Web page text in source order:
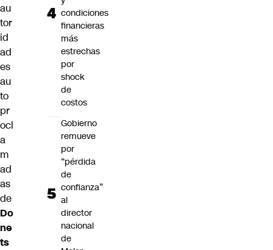
au
tor
id
ad
es
au
to
pr
ocl
a
m
ad
as
de
Do
ne
ts
condiciones
financieras
más
estrechas
por
shock
de
costos
Gobierno
remueve
por
“pérdida
de
confianza”
al
director
nacional
de